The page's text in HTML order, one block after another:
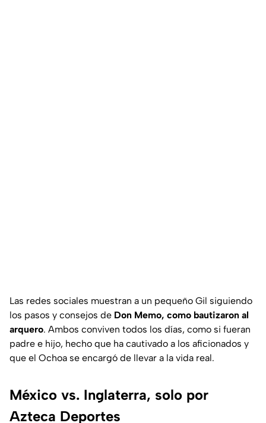
Las redes sociales muestran a un pequeño Gil siguiendo
los pasos y consejos de Don Memo, como bautizaron al
arquero. Ambos conviven todos los días, como si fueran
padre e hijo, hecho que ha cautivado a los aficionados y
que el Ochoa se encargó de llevar a la vida real.
México vs. Inglaterra, solo por
Azteca Deportes